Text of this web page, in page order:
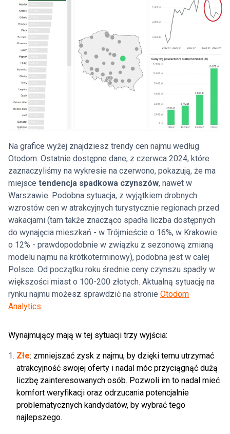
Na grafice wyżej znajdziesz trendy cen najmu według
Otodom. Ostatnie dostępne dane, z czerwca 2024, które
zaznaczyliśmy na wykresie na czerwono, pokazują, że ma
miejsce tendencja spadkowa czynszów, nawet w
Warszawie. Podobna sytuacja, z wyjątkiem drobnych
wzrostów cen w atrakcyjnych turystycznie regionach przed
wakacjami (tam także znacząco spadła liczba dostępnych
do wynajęcia mieszkań - w Trójmieście o 16%, w Krakowie
o 12% - prawdopodobnie w związku z sezonową zmianą
modelu najmu na krótkoterminowy), podobna jest w całej
Polsce. Od początku roku średnie ceny czynszu spadły w
większości miast o 100-200 złotych. Aktualną sytuację na
rynku najmu możesz sprawdzić na stronie Otodom
Analytics.
Wynajmujący mają w tej sytuacji trzy wyjścia:
Złe: zmniejszać zysk z najmu, by dzięki temu utrzymać
atrakcyjność swojej oferty i nadal móc przyciągnąć dużą
liczbę zainteresowanych osób. Pozwoli im to nadal mieć
komfort weryfikacji oraz odrzucania potencjalnie
problematycznych kandydatów, by wybrać tego
najlepszego.